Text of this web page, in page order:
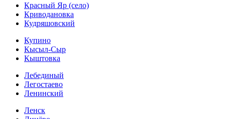
Красный Яр (село)
Криводановка
Кудряшовский
Купино
Кысыл-Сыр
Кыштовка
Лебединый
Легостаево
Ленинский
Ленск